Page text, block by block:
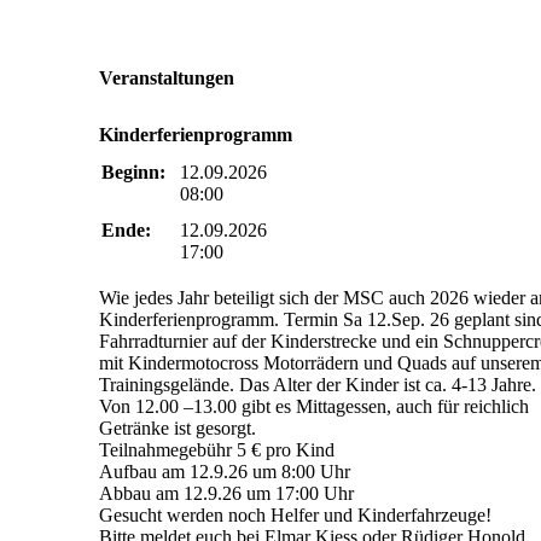
Veranstaltungen
Kinderferienprogramm
Beginn:
12.09.2026
08:00
Ende:
12.09.2026
17:00
Wie jedes Jahr beteiligt sich der MSC auch 2026 wieder
Kinderferienprogramm. Termin Sa 12.Sep. 26 geplant
Fahrradturnier auf der Kinderstrecke und ein
mit Kindermotocross Motorrädern und Quads auf
Trainingsgelände. Das Alter der Kinder ist ca. 4-13 Jahre.
Von 12.00 –13.00 gibt es Mittagessen, auch für reichlich
Getränke ist gesorgt.
Teilnahmegebühr 5 € pro Kind
Aufbau am 12.9.26 um 8:00 Uhr
Abbau am 12.9.26 um 17:00 Uhr
Gesucht werden noch Helfer und Kinderfahrzeuge!
Bitte meldet euch bei Elmar Kiess oder Rüdiger Honold.